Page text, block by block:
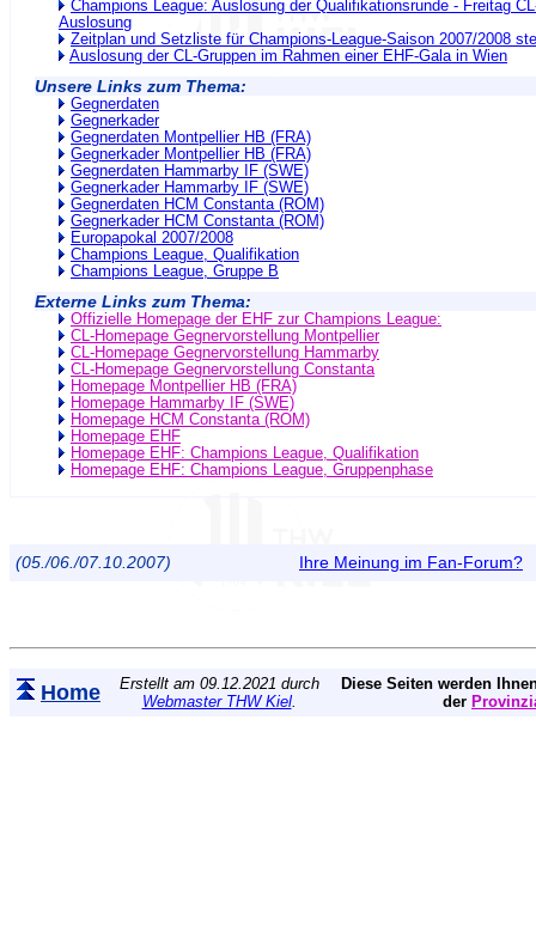
Champions League: Auslosung der Qualifikationsrunde - Freitag
Auslosung
Zeitplan und Setzliste für Champions-League-Saison 2007/2008
Auslosung der CL-Gruppen im Rahmen einer EHF-Gala in Wien
Unsere Links zum Thema:
Gegnerdaten
Gegnerkader
Gegnerdaten Montpellier HB (FRA)
Gegnerkader Montpellier HB (FRA)
Gegnerdaten Hammarby IF (SWE)
Gegnerkader Hammarby IF (SWE)
Gegnerdaten HCM Constanta (ROM)
Gegnerkader HCM Constanta (ROM)
Europapokal 2007/2008
Champions League, Qualifikation
Champions League, Gruppe B
Externe Links zum Thema:
Offizielle Homepage der EHF zur Champions League:
CL-Homepage Gegnervorstellung Montpellier
CL-Homepage Gegnervorstellung Hammarby
CL-Homepage Gegnervorstellung Constanta
Homepage Montpellier HB (FRA)
Homepage Hammarby IF (SWE)
Homepage HCM Constanta (ROM)
Homepage EHF
Homepage EHF: Champions League, Qualifikation
Homepage EHF: Champions League, Gruppenphase
(05./06./07.10.2007) Ihre Meinung im Fan-Forum?
Home
Erstellt am 09.12.2021 durch
Webmaster THW Kiel.
Diese Seiten werden
der